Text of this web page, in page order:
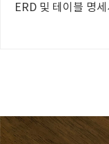
ERD 및 테이블 명